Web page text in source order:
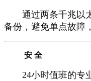
通过两条千兆以太
备份，避免单点故障
安 全
24小时值班的专业